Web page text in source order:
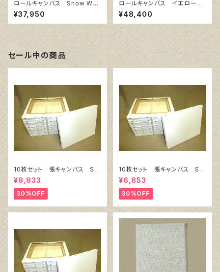
ロールキャンバス Snow Whit
e SPC 206㎝巾×5m巻
¥37,950
ロールキャンバス イエロー 1
42cm巾×10m巻
¥48,400
セール中の商品
10枚セット 張キャンバス Sn
owWhite SPC（綿・ポリエステ
ル）F8 455㎜×380㎜
¥9,933
30%OFF
10枚セット 張キャンバス Sn
owWhite SPC（綿・ポリエステ
ル）F4 333㎜×242㎜
¥6,853
30%OFF